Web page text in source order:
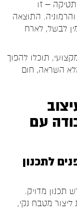
– זו
התוצאה
לבשל, לארח
תוכלו להפוך
השראה, חום
עם
לתכנון
תכנון מדויק.
מטבח נקי,